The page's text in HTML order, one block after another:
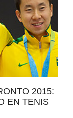
2015:
EN TENIS